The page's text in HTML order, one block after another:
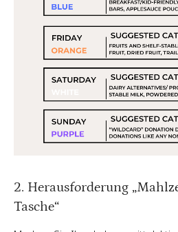
2. Herausforderung
Tasche“